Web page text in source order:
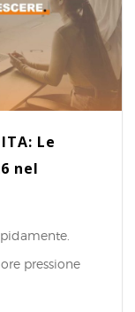
Le
nel
pressione